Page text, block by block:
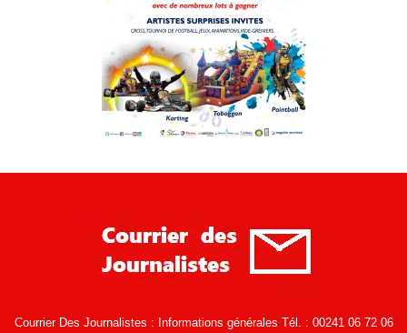
Courrier Des Journalistes : Informations générales Tél. : 00241 06 72 06